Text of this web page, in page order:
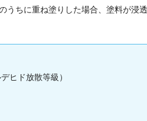
うちに重ね塗りした場合、塗料が浸
ド放散等級）